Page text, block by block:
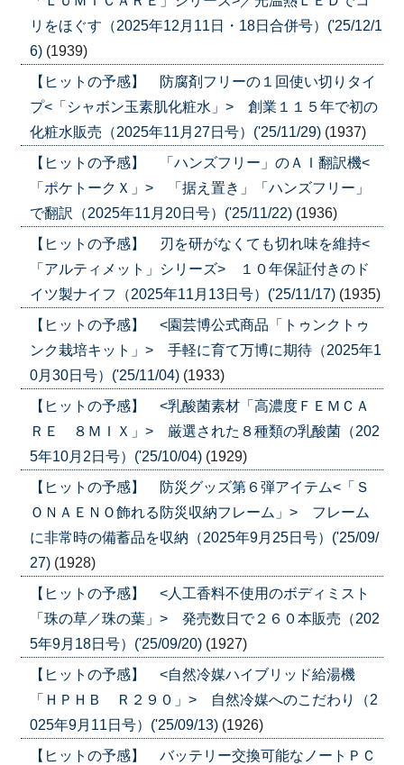
リをほぐす（2025年12月11日・18日合併号）('25/12/1
6) (1939)
【ヒットの予感】 防腐剤フリーの１回使い切りタイ
プ<「シャボン玉素肌化粧水」> 創業１１５年で初の
化粧水販売（2025年11月27日号）('25/11/29) (1937)
【ヒットの予感】 「ハンズフリー」のＡＩ翻訳機<
「ポケトークＸ」> 「据え置き」「ハンズフリー」
で翻訳（2025年11月20日号）('25/11/22) (1936)
【ヒットの予感】 刃を研がなくても切れ味を維持<
「アルティメット」シリーズ> １０年保証付きのド
イツ製ナイフ（2025年11月13日号）('25/11/17) (1935)
【ヒットの予感】 <園芸博公式商品「トゥンクトゥ
ンク栽培キット」> 手軽に育て万博に期待（2025年1
0月30日号）('25/11/04) (1933)
【ヒットの予感】 <乳酸菌素材「高濃度ＦＥＭＣＡ
ＲＥ ８ＭＩＸ」> 厳選された８種類の乳酸菌（202
5年10月2日号）('25/10/04) (1929)
【ヒットの予感】 防災グッズ第６弾アイテム<「Ｓ
ＯＮＡＥＮＯ飾れる防災収納フレーム」> フレーム
に非常時の備蓄品を収納（2025年9月25日号）('25/09/
27) (1928)
【ヒットの予感】 <人工香料不使用のボディミスト
「珠の草／珠の葉」> 発売数日で２６０本販売（202
5年9月18日号）('25/09/20) (1927)
【ヒットの予感】 <自然冷媒ハイブリッド給湯機
「ＨＰＨＢ Ｒ２９０」> 自然冷媒へのこだわり（2
025年9月11日号）('25/09/13) (1926)
【ヒットの予感】 バッテリー交換可能なノートＰＣ